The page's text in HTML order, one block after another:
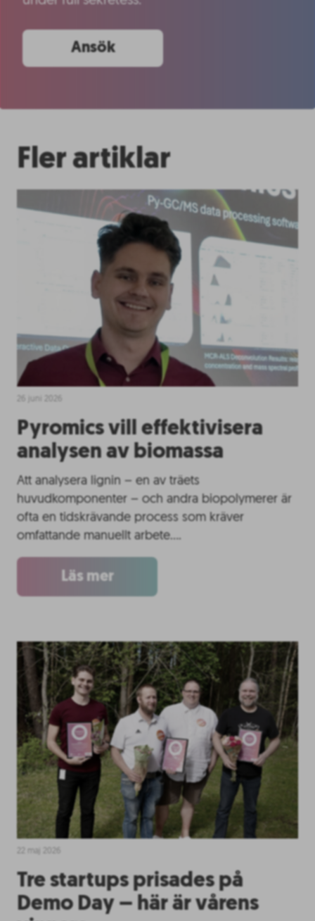
Ansök
Fler artiklar
Pyromics vill effektivisera
analysen av biomassa
Att analysera lignin – en av träets
huvudkomponenter – och andra biopolymerer är
ofta en tidskrävande process som kräver
omfattande manuellt arbete….
Läs mer
Tre startups prisades på
Demo Day – här är vårens